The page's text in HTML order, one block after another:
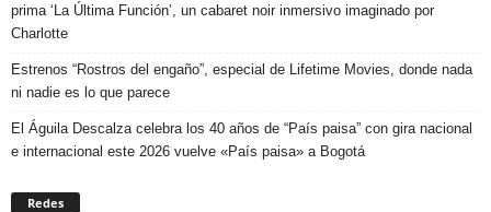
prima ‘La Última Función’, un cabaret noir inmersivo imaginado por
Charlotte
Estrenos “Rostros del engaño”, especial de Lifetime Movies, donde nada
ni nadie es lo que parece
El Águila Descalza celebra los 40 años de “País paisa” con gira nacional
e internacional este 2026 vuelve «País paisa» a Bogotá
Redes